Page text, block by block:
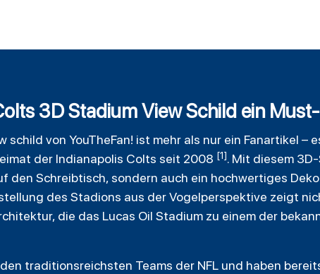
3D Stadium View Schild ein
schild von YouTheFan! ist mehr als nur ein Fanartikel –
der Indianapolis Colts seit 2008 [1]. Mit diesem
den Schreibtisch, sondern auch ein hochwertiges
des Stadions aus der Vogelperspektive zeigt
die das Lucas Oil Stadium zu einem der
traditionsreichsten Teams der NFL und haben